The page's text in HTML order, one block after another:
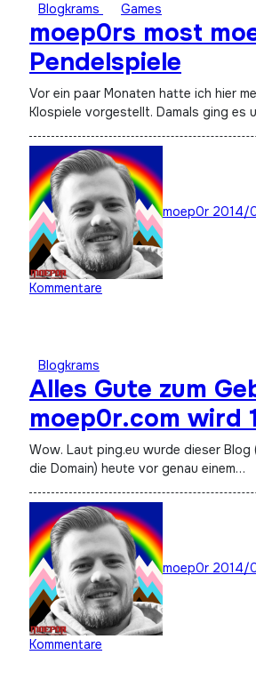
Blogkrams Games
moep0rs most
Pendelspiele
Vor ein paar Monaten hatte ich hier meine liebsten
Klospiele vorgestellt. Damals ging es
moep0r 2014/
Kommentare
Blogkrams
Alles Gute zum
moep0r.com wird
Wow. Laut ping.eu wurde dieser Blog (naja, eigentlich nur
die Domain) heute vor genau einem…
moep0r 2014/
Kommentare